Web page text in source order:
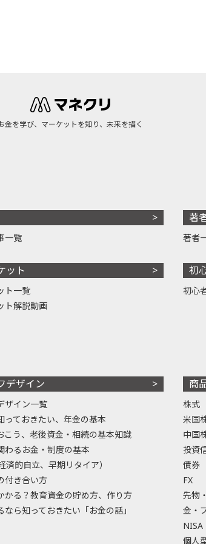
金を学び、マーケットを知り、未来を描く
一覧
ット
ト一覧
ト解説動画
著
著者
初
初心
デザイン
ザイン一覧
っておきたい、年金の基本
こう、老後資金・相続の基本知識
わるお金・制度の基本
済的自立、早期リタイア）
付き合い方
かる？教育資金の貯め方、作り方
なら知っておきたい「お金の話」
商
株式
米国
中国
投資
債券
FX
先物
金・
NISA
個人